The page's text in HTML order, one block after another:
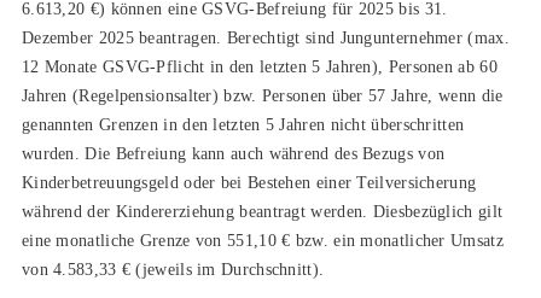
6.613,20 €) können eine GSVG-Befreiung für 2025 bis 31.
Dezember 2025 beantragen. Berechtigt sind Jungunternehmer (max.
12 Monate GSVG-Pflicht in den letzten 5 Jahren), Personen ab 60
Jahren (Regelpensionsalter) bzw. Personen über 57 Jahre, wenn die
genannten Grenzen in den letzten 5 Jahren nicht überschritten
wurden. Die Befreiung kann auch während des Bezugs von
Kinderbetreuungsgeld oder bei Bestehen einer Teilversicherung
während der Kindererziehung beantragt werden. Diesbezüglich gilt
eine monatliche Grenze von 551,10 € bzw. ein monatlicher Umsatz
von 4.583,33 € (jeweils im Durchschnitt).